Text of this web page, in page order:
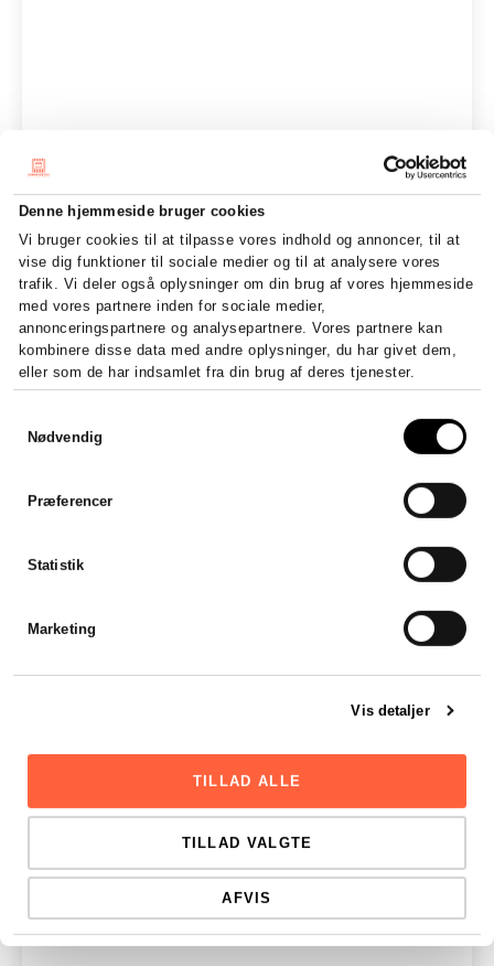
Denne hjemmeside bruger cookies
Vi bruger cookies til at tilpasse vores indhold og annoncer, til at
vise dig funktioner til sociale medier og til at analysere vores
trafik. Vi deler også oplysninger om din brug af vores hjemmeside
med vores partnere inden for sociale medier,
annonceringspartnere og analysepartnere. Vores partnere kan
kombinere disse data med andre oplysninger, du har givet dem,
eller som de har indsamlet fra din brug af deres tjenester.
Nødvendig
Præferencer
Statistik
Marketing
Vis detaljer
TILLAD ALLE
TILLAD VALGTE
AFVIS